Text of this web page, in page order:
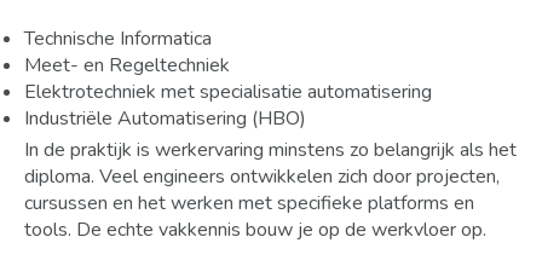
Technische Informatica
Meet- en Regeltechniek
Elektrotechniek met specialisatie automatisering
Industriële Automatisering (HBO)
In de praktijk is werkervaring minstens zo belangrijk als het
diploma. Veel engineers ontwikkelen zich door projecten,
cursussen en het werken met specifieke platforms en
tools. De echte vakkennis bouw je op de werkvloer op.